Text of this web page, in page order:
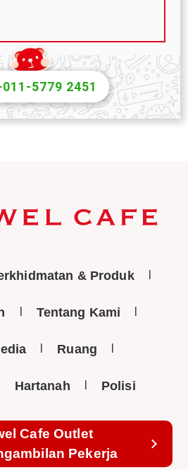
5779 2451
& Produk
Tentang Kami
Ruang
Hartanah Polisi
Cafe Outlet
Pekerja